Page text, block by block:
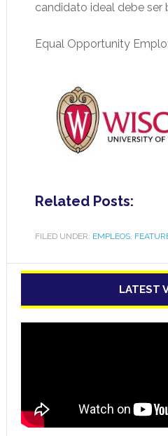
candidato ideal debe ser
Equal Opportunity
Related Posts:
FILED UNDER: EMPLEOS,
LATEST